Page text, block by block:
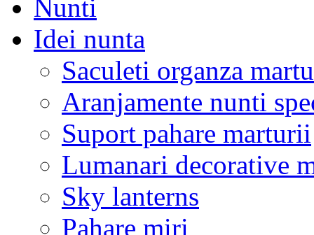
Idei nunta
Saculeti organza
Aranjamente nunti
Suport pahare marturii
Lumanari decorative
Sky lanterns
Pahare miri